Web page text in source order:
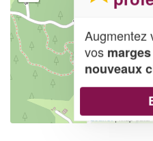
Leaflet| Map
Augmentez
vos marges
nouveaux